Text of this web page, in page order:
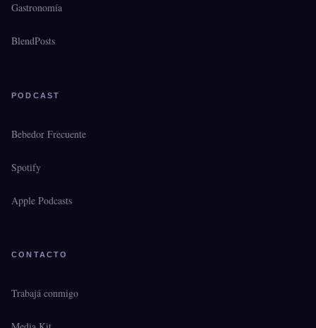
Gastronomía
BlendPosts
PODCAST
Bebedor Frecuente
Spotify
Apple Podcasts
CONTACTO
Trabajá conmigo